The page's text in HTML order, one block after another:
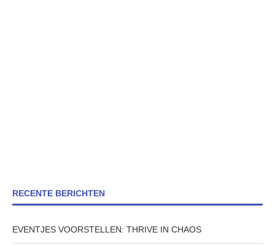
RECENTE BERICHTEN
EVENTJES VOORSTELLEN: THRIVE IN CHAOS